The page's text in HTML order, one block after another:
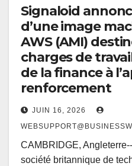
Signaloid
d’une image
AWS (AMI)
charges de
de la finance à
renforcement
JUIN 16, 2026
CAMBRIDGE,
société britannique de